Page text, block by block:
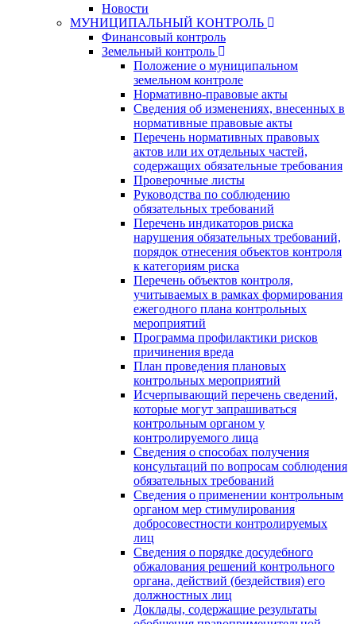
Новости
МУНИЦИПАЛЬНЫЙ КОНТРОЛЬ
Финансовый контроль
Земельный контроль
Положение о муниципальном
земельном контроле
Нормативно-правовые акты
Сведения об изменениях, внесенных в
нормативные правовые акты
Перечень нормативных правовых
актов или их отдельных частей,
содержащих обязательные требования
Проверочные листы
Руководства по соблюдению
обязательных требований
Перечень индикаторов риска
нарушения обязательных требований,
порядок отнесения объектов контроля
к категориям риска
Перечень объектов контроля,
учитываемых в рамках формирования
ежегодного плана контрольных
мероприятий
Программа профилактики рисков
причинения вреда
План проведения плановых
контрольных мероприятий
Исчерпывающий перечень сведений,
которые могут запрашиваться
контрольным органом у
контролируемого лица
Сведения о способах получения
консультаций по вопросам соблюдения
обязательных требований
Сведения о применении контрольным
органом мер стимулирования
добросовестности контролируемых
лиц
Сведения о порядке досудебного
обжалования решений контрольного
органа, действий (бездействия) его
должностных лиц
Доклады, содержащие результаты